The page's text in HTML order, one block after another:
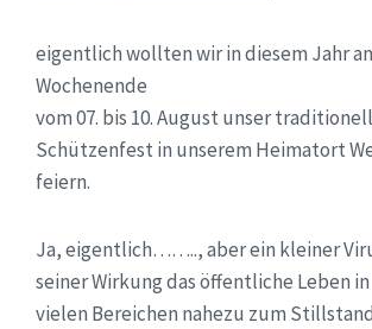
eigentlich wollten wir in diesem Jahr
Wochenende
vom 07. bis 10. August unser
Schützenfest in unserem Heimatort
feiern.
Ja, eigentlich…….., aber ein kleiner
seiner Wirkung das öffentliche Leben in
vielen Bereichen nahezu zum